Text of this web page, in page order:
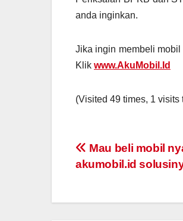
anda inginkan.
Jika ingin membeli
Klik www.AkuMobil.Id
(Visited 49 times, 1 visits
Post
Mau beli mobil
akumobil.id